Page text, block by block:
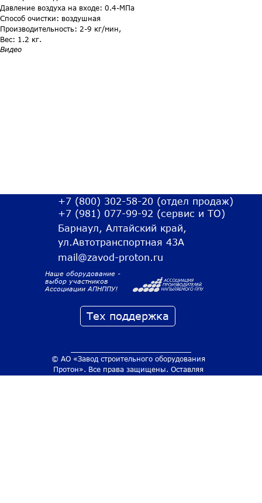
Давление воздуха на входе: 0.4-МПа
Способ очистки: воздушная
Производительность: 2-9 кг/мин,
Вес: 1.2 кг.
Видео
+7 (800) 302-58-20 (отдел продаж)
Барнаул, Алтайский край,
ул.Автотранспортная 43А
mail@zavod-proton.ru
© АО «Завод строительного оборудования
Протон». Все права защищены. Оставляя
Тех поддержка
+7 (981) 077-99-92 (сервис и ТО)
Наше оборудование -
выбор участников
Ассоциации АПНППУ!